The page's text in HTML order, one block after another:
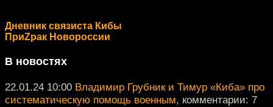
Дневник связиста Кибы
ПриZрак Новороссии
В новостях
22.01.24 10:00 Владимир Грубник и Тимур «Киба» про
систематическую помощь военным, комментарии: 7